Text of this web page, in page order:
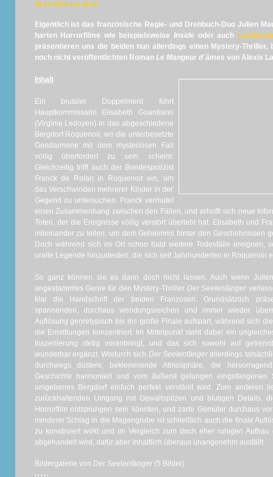
28.10.2024 von MarS
Eigentlich ist das französische Regie- und Drehbuch-Duo Julien
harten Horrorfilme wie beispielsweiseInside oder auch
präsentieren uns die beiden nun allerdings einen Mystery-Thriller,
noch nicht veröffentlichten Roman Le Mangeur d´âmes von Alexis
Inhalt
Ein brutaler Doppelmord führt
Hauptkommissarin Elisabeth Guardiano
(Virginie Ledoyen) in das abgeschiedene
Bergdorf Roquenoir, wo die unterbesetzte
Gendarmerie mit dem mysteriösen Fall
völlig überfordert zu sein scheint.
Gleichzeitig trifft auch der Bundespolizist
Franck de Rolan in Roquenoir ein, um
das Verschwinden mehrerer Kinder in der
Gegend zu untersuchen. Franck vermutet
einen Zusammenhang zwischen den Fällen, und erhofft sich neue
Toten, der die Ereignisse völlig verstört überlebt hat. Elisabeth und
miteinander zu teilen, um dem Geheimnis hinter den Geschehnissen
Doch während sich im Ort schon bald weitere Todesfälle ereignen,
uralte Legende hinzudeuten, die sich seit Jahrhunderten in Roquenoir
So ganz können sie es dann doch nicht lassen. Auch wenn
angestammtes Genre für den Mystery-Thriller Der Seelenfänger
klar die Handschrift der beiden Franzosen. Grundsätzlich
spannenden, durchaus wendungsreichen und immer wieder
Auflösung genretypisch bis ins große Finale aufspart, während sich
die Ermittlungen konzentriert. Im Mittelpunkt steht dabei ein
Inszenierung stetig voranbringt, und das sich sowohl auf
wunderbar ergänzt. Wodurch sich Der Seelenfänger allerdings
durchwegs düstere, beklemmende Atmosphäre, die
Geschichte harmoniert und vom äußerst gelungen
umgebenes Bergdorf einfach perfekt verstärkt wird. Zum anderen
zurückhaltenden Umgang mit Gewaltspitzen und blutigen Details,
Horrorfilm entsprungen sein könnten, und zarte Gemüter durchaus
minderer Schlag in die Magengrube ist schließlich auch die finale
zu konstruiert wirkt und im Vergleich zum doch eher ruhigen
abgehandelt wird, dafür aber inhaltlich überaus unangenehm ausfällt.
Bildergalerie von Der Seelenfänger (5 Bilder)